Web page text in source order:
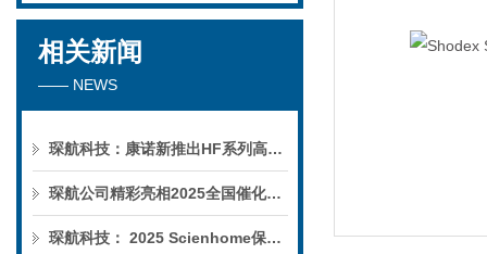
相关新闻
—— NEWS
琛航科技：康诺新推出HF系列高压恒流泵
琛航公司精彩亮相2025全国催化学术会议
琛航科技： 2025 Scienhome保护柱年中赠送活动